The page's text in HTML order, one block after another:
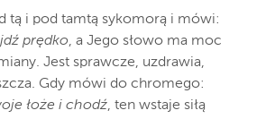
tą i pod tamtą sykomorą i mówi:
prędko, a Jego słowo ma moc
Jest sprawcze, uzdrawia,
Gdy mówi do chromego:
łoże i chodź, ten wstaje siłą